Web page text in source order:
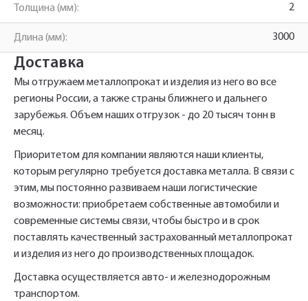
Толщина (мм): 2
Длина (мм): 3000
Доставка
Мы отгружаем металлопрокат и изделия из него во все
регионы России, а также страны ближнего и дальнего
зарубежья. Объем наших отгрузок - до 20 тысяч тонн в
месяц.
Приоритетом для компании являются наши клиенты,
которым регулярно требуется доставка металла. В связи с
этим, мы постоянно развиваем наши логистические
возможности: приобретаем собственные автомобили и
современные системы связи, чтобы быстро и в срок
поставлять качественный застрахованный металлопрокат
и изделия из него до производственных площадок.
Доставка осуществляется авто- и железнодорожным
транспортом.
Фасадный профиль ФПШ 80
Телефон
Быстрый заказ
персональных данных.
Ваша заявка будет обработана
нами в ближайшее время
Ваш заказ будет обработан нами в
ближайшее время
Ссылка для подтверждения
вами почтовый адрес. Перейдите по
ссылке подтверждения в течении 3
дней.
Отправить
Нажимая на кнопку «Отправить» вы
автоматически соглашаетесь с«Политикой
конфиденциальности»
Телефон*
Отправить
Нажимая на кнопку «Отправить» вы
автоматически соглашаетесь с«Политикой
конфиденциальности»